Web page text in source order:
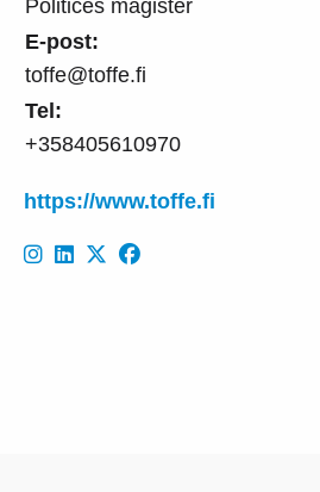
Politices magister
E-post:
toffe@toffe.fi
Tel:
+358405610970
https://www.toffe.fi